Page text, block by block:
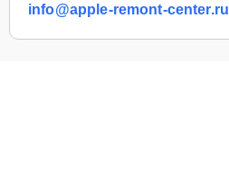
info@apple-remont-center.ru